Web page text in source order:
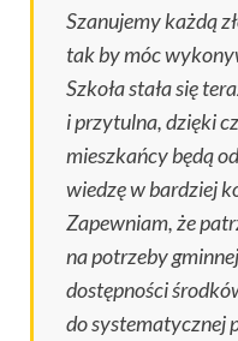
Szanujemy każdą
tak by móc
Szkoła stała się
i przytulna, dzięki
mieszkańcy będą
wiedzę w bardziej
Zapewniam, że
na potrzeby
dostępności
do systematycznej